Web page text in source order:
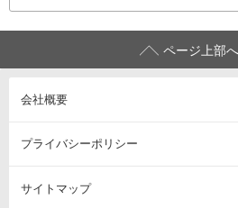
ページ上部
会社概要
プライバシーポリシー
サイトマップ